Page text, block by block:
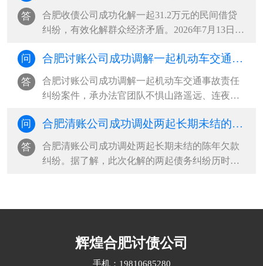
琐事频繁争吵，夫妻感情日渐淡薄，矛盾持续升
级，女方最终向法院递交离婚诉讼···
答
合肥收债公司成功化解一起31.2万元的民间借贷
纠纷，有效化解群众经济矛盾。2026年7月13日，
动到托里县综治中心司法局人民调解窗口申请调
解。经查，2026年7月1日，被申请人因资金周转
困难，向申请人借款312000元，并···
问 合肥讨账公司成功调解一起机动车交通事故责任纠纷案件，承办法官团队不惧山路遥远、连夜上门收取赔偿款
答
合肥讨账公司成功调解一起机动车交通事故责任
纠纷案件，承办法官团队不惧山路遥远、连夜上
纠纷，案件受理后，承办法官多方查找，始终未
能联系上本案被告。考虑到案件标的不大、矛盾
尚有调和空间，办案人员持续开展···
问 合肥清账公司成功调处两起长期未结的陈年欠款纠纷
答
合肥清账公司成功调处两起长期未结的陈年欠款
纠纷。据了解，此次化解的两起债务纠纷历时久
辉煌合肥讨债公司
手机：19810685280